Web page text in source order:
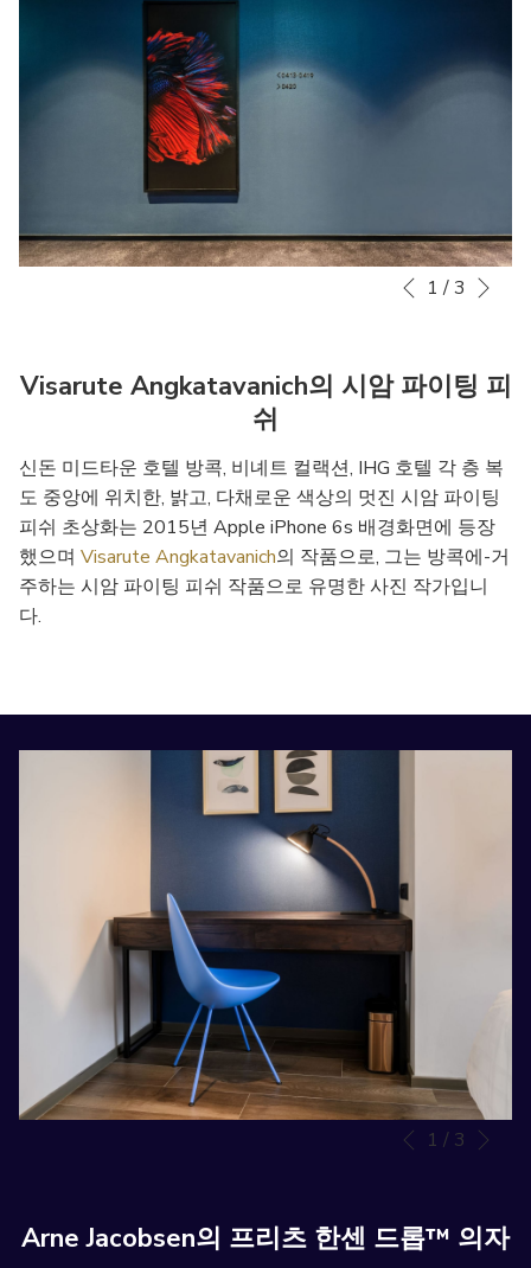
Slideshow
Clicking
following
links
update
the
content
above
Previous
1 /3
Visarute Angkatavanich의 시암 파이팅 피
쉬
신돈 미드타운 호텔 방콕, 비녜트 컬랙션, IHG 호텔 각 층 복
도 중앙에 위치한, 밝고, 다채로운 색상의 멋진 시암 파이팅
피쉬 초상화는 2015년 Apple iPhone 6s 배경화면에 등장
했으며 Visarute Angkatavanich의 작품으로, 그는 방콕에-거
주하는 시암 파이팅 피쉬 작품으로 유명한 사진 작가입니
다.
Arne Jacobsen의 프리츠 한센 드롭™ 의자
Slideshow
Clicking
following
links
Previous
1 / 3